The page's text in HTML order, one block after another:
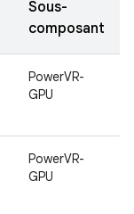
Sous-
composant
PowerVR-
GPU
PowerVR-
GPU